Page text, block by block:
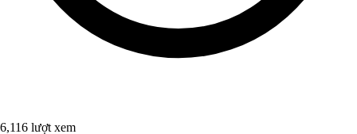
6,116 lượt xem